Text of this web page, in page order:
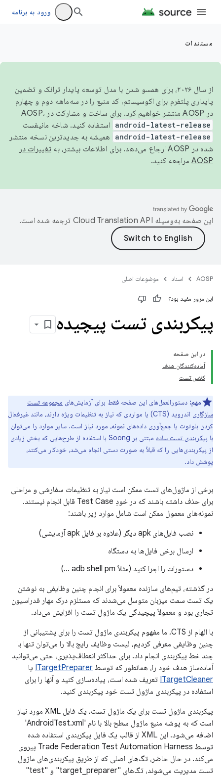
ورود به برنامه
مستندات
از سال ۲۰۲۶، برای همسو شدن با مدل توسعه پایدار ترانک و تضمین
پایداری پلتفرم برای اکوسیستم، کد منبع را در سه‌ماهه دوم و چهارم
در AOSP منتشر خواهیم کرد. برای ساخت و مشارکت در AOSP،
android-latest-release استفاده کنید. شاخه مانیفست
android-latest-release
همیشه به جدیدترین نسخه منتشر
شده در AOSP ارجاع می‌دهد. برای اطلاعات بیشتر، به
تغییرات در
AOSP مراجعه کنید.
این صفحه به‌وسیله ترجمه شده است.
AOSP اسناد موضوعات اصلی
این مرور مفید بود؟
پیکربندی تست پیچیده
در این صفحه
آماده‌کنندگان هدف
کلاس تست
مهم: دستورالعمل‌های این صفحه فقط برای آزمایش‌های مجموعه تست
سازگاری
اندروید (CTS) یا مواردی که نیاز به تنظیمات ویژه دارند، مانند غیرفعال
کردن بلوتوث یا جمع‌آوری داده‌های نمونه، مورد نیاز است. سایر موارد را می‌توان
با پیکربندی تست ساده
مبتنی بر Soong با استفاده از طرح‌هایی که بخش زیادی
از پیکربندی‌هایی را که قبلاً به صورت دستی انجام می‌شد، خودکار می‌کنند،
پوشش داد.
برخی از ماژول‌های تست ممکن است نیاز به تنظیمات سفارشی و مراحلی
برای حذف داشته باشند که در خودِ Test Case قابل انجام نیستند.
نمونه‌های معمول ممکن است شامل موارد زیر باشند:
نصب فایل‌های apk دیگر (علاوه بر فایل apk آزمایشی)
ارسال برخی فایل‌ها به دستگاه
دستورات را اجرا کنید (مثلاً adb shell pm ...)
در گذشته، تیم‌های سازنده معمولاً برای انجام چنین وظایفی به نوشتن
یک تست سمت میزبان متوسل می‌شدند که مستلزم درک مهار فدراسیون
تجاری بود و معمولاً پیچیدگی یک ماژول تست را افزایش می‌داد.
با الهام از CTS، ما مفهوم پیکربندی ماژول تست را برای پشتیبانی از
چنین وظایفی معرفی کردیم، لیست وظایف رایج بالا را می‌توان تنها با
چند خط پیکربندی انجام داد. برای حداکثر انعطاف‌پذیری، حتی می‌توانید
آماده‌ساز هدف خود را، همانطور که توسط ITargetPreparer یا
ITargetCleaner تعریف شده است، پیاده‌سازی کنید و آنها را برای
استفاده در پیکربندی ماژول تست خود پیکربندی کنید.
پیکربندی ماژول تست برای یک ماژول تست، یک فایل XML مورد نیاز
است که به پوشه منبع ماژول سطح بالا با نام 'AndroidTest.xml'
اضافه می‌شود. این XML از قالب یک فایل پیکربندی استفاده شده
توسط Trade Federation Test Automation Harness پیروی
می‌کند. در حال حاضر، تگ‌های اصلی که از طریق پیکربندی‌های ماژول
تست مدیریت می‌شوند، تگ‌های "target_preparer" و "test"